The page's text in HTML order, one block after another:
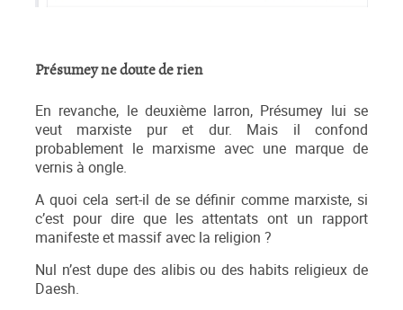
Présumey ne doute de rien
En revanche, le deuxième larron, Présumey lui se
veut marxiste pur et dur. Mais il confond
probablement le marxisme avec une marque de
vernis à ongle.
A quoi cela sert-il de se définir comme marxiste, si
c’est pour dire que les attentats ont un rapport
manifeste et massif avec la religion ?
Nul n’est dupe des alibis ou des habits religieux de
Daesh.